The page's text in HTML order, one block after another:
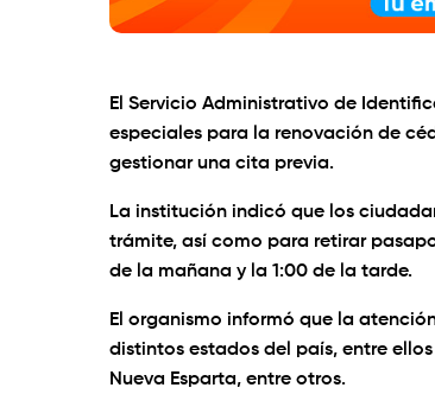
El Servicio Administrativo de
especiales para la renovación de
gestionar una cita previa.
La institución indicó que los
trámite, así como para retirar
de la mañana y la 1:00 de la tarde.
El organismo informó que la
distintos estados del país, entre
Nueva Esparta, entre otros.